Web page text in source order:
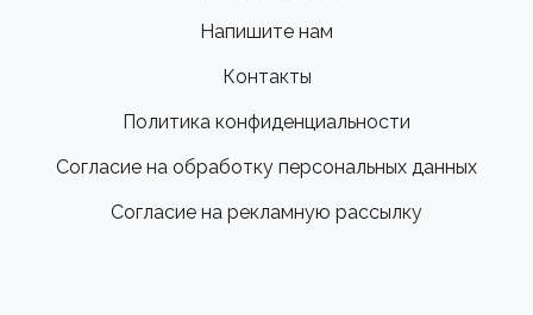
Напишите нам
Контакты
Политика конфиденциальности
Согласие на обработку персональных данных
Согласие на рекламную рассылку